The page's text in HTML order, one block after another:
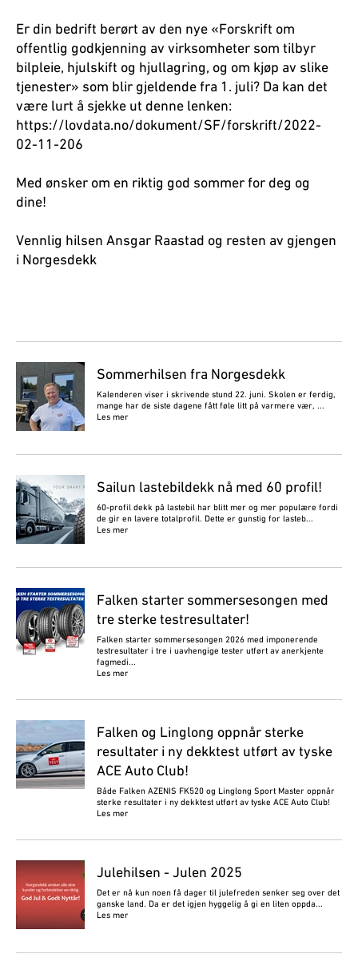
Er din bedrift berørt av den nye «Forskrift om
offentlig godkjenning av virksomheter som tilbyr
bilpleie, hjulskift og hjullagring, og om kjøp av slike
tjenester» som blir gjeldende fra 1. juli? Da kan det
være lurt å sjekke ut denne lenken:
https://lovdata.no/dokument/SF/forskrift/2022-
02-11-206
Med ønsker om en riktig god sommer for deg og
dine!
Vennlig hilsen Ansgar Raastad og resten av gjengen
i Norgesdekk
Sommerhilsen fra Norgesdekk
Kalenderen viser i skrivende stund 22. juni. Skolen er ferdig,
mange har de siste dagene fått føle litt på varmere vær, ...
Les mer
Sailun lastebildekk nå med 60 profil!
60-profil dekk på lastebil har blitt mer og mer populære fordi
de gir en lavere totalprofil. Dette er gunstig for lasteb...
Les mer
Falken starter sommersesongen med
tre sterke testresultater!
Falken starter sommersesongen 2026 med imponerende
testresultater i tre i uavhengige tester utført av anerkjente
fagmedi...
Les mer
Falken og Linglong oppnår sterke
resultater i ny dekktest utført av tyske
ACE Auto Club!
Både Falken AZENIS FK520 og Linglong Sport Master oppnår
sterke resultater i ny dekktest utført av tyske ACE Auto Club!
Les mer
Julehilsen - Julen 2025
Det er nå kun noen få dager til julefreden senker seg over det
ganske land. Da er det igjen hyggelig å gi en liten oppda...
Les mer